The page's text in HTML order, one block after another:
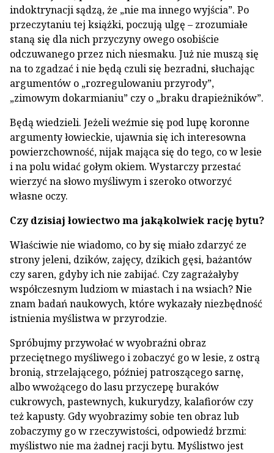
indoktrynacji sądzą, że „nie ma innego wyjścia”. Po
przeczytaniu tej książki, poczują ulgę – zrozumiałe
staną się dla nich przyczyny owego osobiście
odczuwanego przez nich niesmaku. Już nie muszą się
na to zgadzać i nie będą czuli się bezradni, słuchając
argumentów o „rozregulowaniu przyrody”,
„zimowym dokarmianiu” czy o „braku drapieżników”.
Będą wiedzieli. Jeżeli weźmie się pod lupę koronne
argumenty łowieckie, ujawnia się ich interesowna
powierzchowność, nijak mająca się do tego, co w lesie
i na polu widać gołym okiem. Wystarczy przestać
wierzyć na słowo myśliwym i szeroko otworzyć
własne oczy.
Czy dzisiaj łowiectwo ma jakąkolwiek rację bytu?
Właściwie nie wiadomo, co by się miało zdarzyć ze
strony jeleni, dzików, zajęcy, dzikich gęsi, bażantów
czy saren, gdyby ich nie zabijać. Czy zagrażałyby
współczesnym ludziom w miastach i na wsiach? Nie
znam badań naukowych, które wykazały niezbędność
istnienia myślistwa w przyrodzie.
Spróbujmy przywołać w wyobraźni obraz
przeciętnego myśliwego i zobaczyć go w lesie, z ostrą
bronią, strzelającego, później patroszącego sarnę,
albo wwożącego do lasu przyczepę buraków
cukrowych, pastewnych, kukurydzy, kalafiorów czy
też kapusty. Gdy wyobrazimy sobie ten obraz lub
zobaczymy go w rzeczywistości, odpowiedź brzmi:
myślistwo nie ma żadnej racji bytu. Myślistwo jest